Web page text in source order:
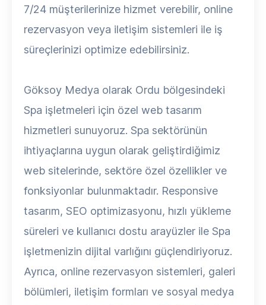
7/24 müşterilerinize hizmet verebilir, online
rezervasyon veya iletişim sistemleri ile iş
süreçlerinizi optimize edebilirsiniz.
Göksoy Medya olarak Ordu bölgesindeki
Spa işletmeleri için özel web tasarım
hizmetleri sunuyoruz. Spa sektörünün
ihtiyaçlarına uygun olarak geliştirdiğimiz
web sitelerinde, sektöre özel özellikler ve
fonksiyonlar bulunmaktadır. Responsive
tasarım, SEO optimizasyonu, hızlı yükleme
süreleri ve kullanıcı dostu arayüzler ile Spa
işletmenizin dijital varlığını güçlendiriyoruz.
Ayrıca, online rezervasyon sistemleri, galeri
bölümleri, iletişim formları ve sosyal medya